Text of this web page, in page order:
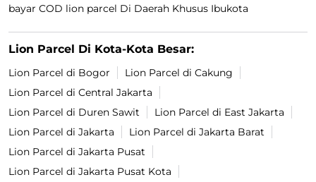
bayar COD lion parcel Di Daerah Khusus Ibukota
Lion Parcel Di Kota-Kota Besar:
Lion Parcel di Bogor
Lion Parcel di Cakung
Lion Parcel di Central Jakarta
Lion Parcel di Duren Sawit
Lion Parcel di East Jakarta
Lion Parcel di Jakarta
Lion Parcel di Jakarta Barat
Lion Parcel di Jakarta Pusat
Lion Parcel di Jakarta Pusat Kota